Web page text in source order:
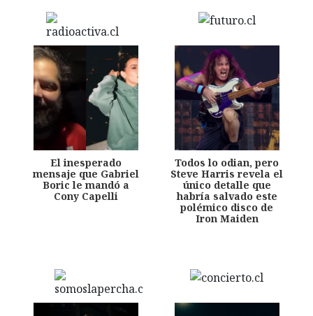
El inesperado
mensaje que Gabriel
Boric le mandó a
Cony Capelli
Todos lo odian, pero
Steve Harris revela el
único detalle que
habría salvado este
polémico disco de
Iron Maiden